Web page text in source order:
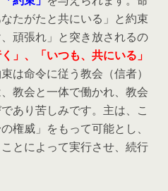
たがたと共にいる」と約束
頑張れ」と突き放されるの
」、「いつも、共にいる」
は命令に従う教会（信者）
教会と一体で働かれ、教会
あり苦しみです。主は、こ
権威」をもって可能とし、
とによって実行させ、続行